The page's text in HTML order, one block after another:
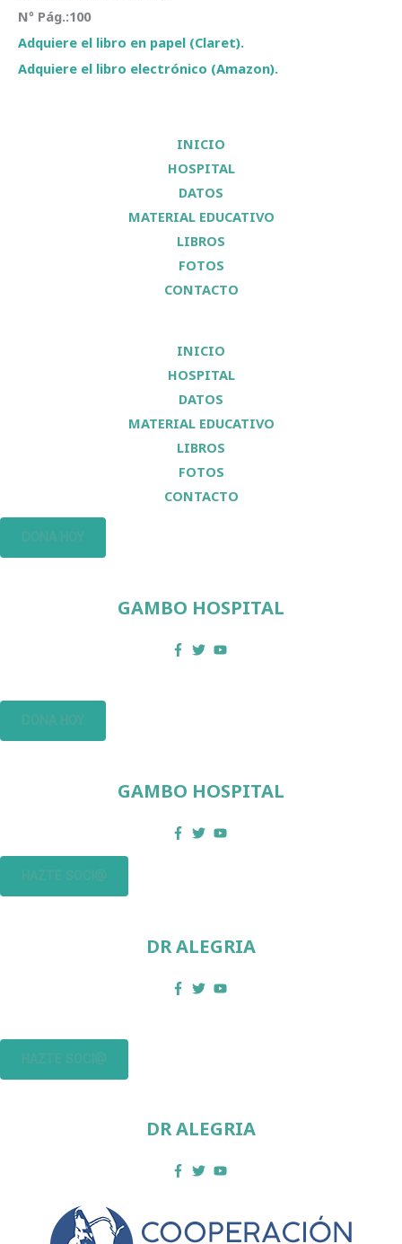
Nº Pág.:100
Adquiere el libro en papel (Claret).
Adquiere el libro electrónico (Amazon).
INICIO
HOSPITAL
DATOS
MATERIAL EDUCATIVO
LIBROS
FOTOS
CONTACTO
INICIO
HOSPITAL
DATOS
MATERIAL EDUCATIVO
LIBROS
FOTOS
CONTACTO
GAMBO HOSPITAL
GAMBO HOSPITAL
DR ALEGRIA
DR ALEGRIA